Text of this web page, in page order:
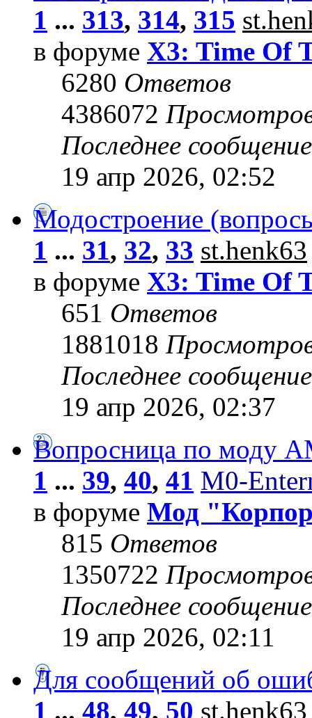
1 ... 313, 314, 315
в форуме X3: Time Of
6280 Ответов
4386072
Последнее
19 апр 2026, 02:52
Модостроение
1 ... 31, 32, 33 st.henk63
в форуме X3: Time Of
651 Ответов
1881018
Последнее
19 апр 2026, 02:37
Вопросница по моду
1 ... 39, 40, 41 M0-
в форуме Мод
815 Ответов
1350722
Последнее
19 апр 2026, 02:11
Для сообщений об
1 ... 48, 49, 50 st.henk63